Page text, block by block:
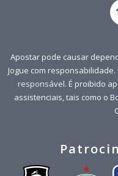
Apostar pode causar
Jogue com
responsável. É proibido
assistenciais, tais como o